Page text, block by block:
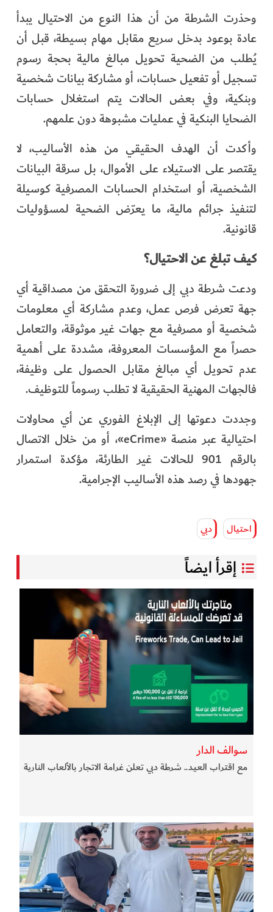
وحذرت الشرطة من أن هذا النوع من الاحتيال يبدأ
عادة بوعود بدخل سريع مقابل مهام بسيطة، قبل أن
يُطلب من الضحية تحويل مبالغ مالية بحجة رسوم
تسجيل أو تفعيل حسابات، أو مشاركة بيانات شخصية
وبنكية، وفي بعض الحالات يتم استغلال حسابات
الضحايا البنكية في عمليات مشبوهة دون علمهم.
وأكدت أن الهدف الحقيقي من هذه الأساليب، لا
يقتصر على الاستيلاء على الأموال، بل سرقة البيانات
الشخصية، أو استخدام الحسابات المصرفية كوسيلة
لتنفيذ جرائم مالية، ما يعرّض الضحية لمسؤوليات
قانونية.
كيف تبلغ عن الاحتيال؟
ودعت شرطة دبي إلى ضرورة التحقق من مصداقية أي
جهة تعرض فرص عمل، وعدم مشاركة أي معلومات
شخصية أو مصرفية مع جهات غير موثوقة، والتعامل
حصراً مع المؤسسات المعروفة، مشددة على أهمية
عدم تحويل أي مبالغ مقابل الحصول على وظيفة،
فالجهات المهنية الحقيقية لا تطلب رسوماً للتوظيف.
وجددت دعوتها إلى الإبلاغ الفوري عن أي محاولات
احتيالية عبر منصة «eCrime»، أو من خلال الاتصال
بالرقم 901 للحالات غير الطارئة، مؤكدة استمرار
جهودها في رصد هذه الأساليب الإجرامية.
احتيال دبي
إقرأ ايضاً
سوالف الدار
مع اقتراب العيد.. شرطة دبي تعلن غرامة الاتجار بالألعاب النارية